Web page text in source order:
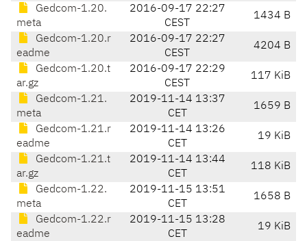
Gedcom-1.20.
meta
2016-09-17 22:27
CEST
1434 B
Gedcom-1.20.r
eadme
2016-09-17 22:27
CEST
4204 B
Gedcom-1.20.t
ar.gz
2016-09-17 22:29
CEST
117 KiB
Gedcom-1.21.
meta
2019-11-14 13:37
CET
1659 B
Gedcom-1.21.r
eadme
2019-11-14 13:26
CET
19 KiB
Gedcom-1.21.t
ar.gz
2019-11-14 13:44
CET
118 KiB
Gedcom-1.22.
meta
2019-11-15 13:51
CET
1658 B
Gedcom-1.22.r
eadme
2019-11-15 13:28
CET
19 KiB